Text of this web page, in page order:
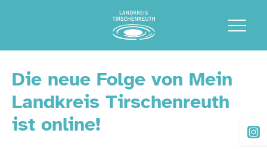
Die neue Folge von Mein
Landkreis Tirschenreuth
ist online!